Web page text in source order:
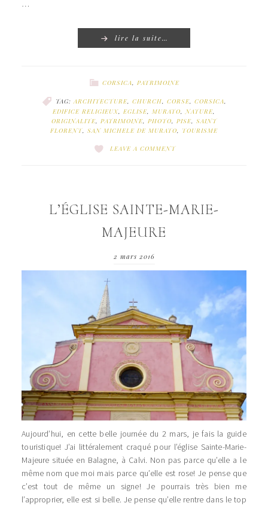
…
lire la suite…
CORSICA, PATRIMOINE
TAG:ARCHITECTURE, CHURCH, CORSE, CORSICA,
EDIFICE RELIGIEUX, EGLISE, MURATO,NATURE,
ORIGINALITE, PATRIMOINE, PHOTO, PISE, SAINT
FLORENT, SAN MICHELE DE MURATO, TOURISME
LEAVE A COMMENT
L’ÉGLISE SAINTE-MARIE-
MAJEURE
2 mars 2016
Aujourd’hui, en cette belle journée du 2 mars, je fais la guide
touristique! J’ai littéralement craqué pour l’église Sainte-Marie-
Majeure située en Balagne, à Calvi. Non pas parce qu’elle a le
même nom que moi mais parce qu’elle est rose! Je pense que
c’est tout de même un signe! Je pourrais très bien me
l’approprier, elle est si belle. Je pense qu’elle rentre dans le top